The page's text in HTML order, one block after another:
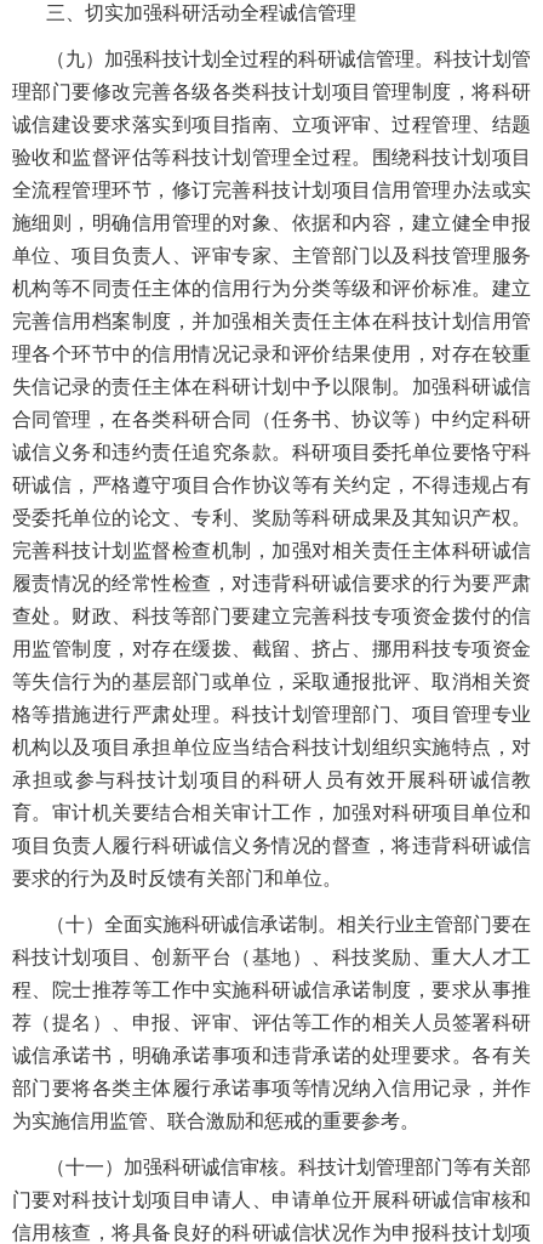
三、切实加强科研活动全程诚信管理
（九）加强科技计划全过程的科研诚信管理。科技计划管
理部门要修改完善各级各类科技计划项目管理制度，将科研
诚信建设要求落实到项目指南、立项评审、过程管理、结题
验收和监督评估等科技计划管理全过程。围绕科技计划项目
全流程管理环节，修订完善科技计划项目信用管理办法或实
施细则，明确信用管理的对象、依据和内容，建立健全申报
单位、项目负责人、评审专家、主管部门以及科技管理服务
机构等不同责任主体的信用行为分类等级和评价标准。建立
完善信用档案制度，并加强相关责任主体在科技计划信用管
理各个环节中的信用情况记录和评价结果使用，对存在较重
失信记录的责任主体在科研计划中予以限制。加强科研诚信
合同管理，在各类科研合同（任务书、协议等）中约定科研
诚信义务和违约责任追究条款。科研项目委托单位要恪守科
研诚信，严格遵守项目合作协议等有关约定，不得违规占有
受委托单位的论文、专利、奖励等科研成果及其知识产权。
完善科技计划监督检查机制，加强对相关责任主体科研诚信
履责情况的经常性检查，对违背科研诚信要求的行为要严肃
查处。财政、科技等部门要建立完善科技专项资金拨付的信
用监管制度，对存在缓拨、截留、挤占、挪用科技专项资金
等失信行为的基层部门或单位，采取通报批评、取消相关资
格等措施进行严肃处理。科技计划管理部门、项目管理专业
机构以及项目承担单位应当结合科技计划组织实施特点，对
承担或参与科技计划项目的科研人员有效开展科研诚信教
育。审计机关要结合相关审计工作，加强对科研项目单位和
项目负责人履行科研诚信义务情况的督查，将违背科研诚信
要求的行为及时反馈有关部门和单位。
（十）全面实施科研诚信承诺制。相关行业主管部门要在
科技计划项目、创新平台（基地）、科技奖励、重大人才工
程、院士推荐等工作中实施科研诚信承诺制度，要求从事推
荐（提名）、申报、评审、评估等工作的相关人员签署科研
诚信承诺书，明确承诺事项和违背承诺的处理要求。各有关
部门要将各类主体履行承诺事项等情况纳入信用记录，并作
为实施信用监管、联合激励和惩戒的重要参考。
（十一）加强科研诚信审核。科技计划管理部门等有关部
门要对科技计划项目申请人、申请单位开展科研诚信审核和
信用核查，将具备良好的科研诚信状况作为申报科技计划项